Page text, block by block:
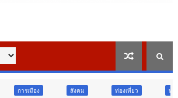
สังคม ท่องเที่ยว ท่องเที่ยว ภูมิภา